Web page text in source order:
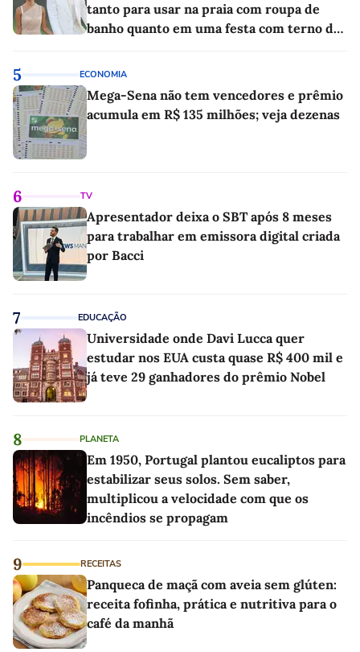
tanto para usar na praia com roupa de
banho quanto em uma festa com terno de
5 ECONOMIA
Mega-Sena não tem vencedores e prêmio
acumula em R$ 135 milhões; veja dezenas
6 TV
Apresentador deixa o SBT após 8 meses
para trabalhar em emissora digital criada
por Bacci
7 EDUCAÇÃO
Universidade onde Davi Lucca quer
estudar nos EUA custa quase R$ 400 mil e
já teve 29 ganhadores do prêmio Nobel
8 PLANETA
Em 1950, Portugal plantou eucaliptos para
estabilizar seus solos. Sem saber,
multiplicou a velocidade com que os
incêndios se propagam
9 RECEITAS
Panqueca de maçã com aveia sem glúten:
receita fofinha, prática e nutritiva para o
café da manhã